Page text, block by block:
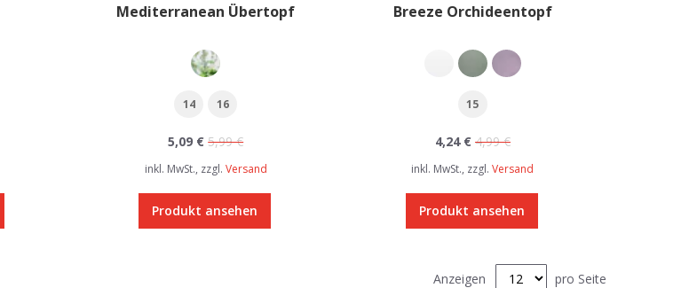
Mediterranean Übertopf
14 16
5,09 € 5,99 €
inkl. MwSt., zzgl. Versand
Produkt ansehen
Breeze Orchideentopf
15
4,24 € 4,99 €
inkl. MwSt., zzgl.Versand
Produkt ansehen
Anzeigen pro Seite